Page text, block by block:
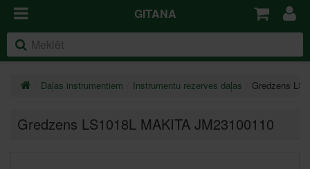
GITANA
Daļas instrumentiem Instrumentu rezerves daļas Gredzens
Gredzens LS1018L MAKITA JM23100110